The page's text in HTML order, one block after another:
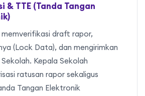
& TTE (Tanda Tangan
memverifikasi draft rapor,
(Lock Data), dan mengirimkan
Kepala Sekolah
ratusan rapor sekaligus
Tangan Elektronik